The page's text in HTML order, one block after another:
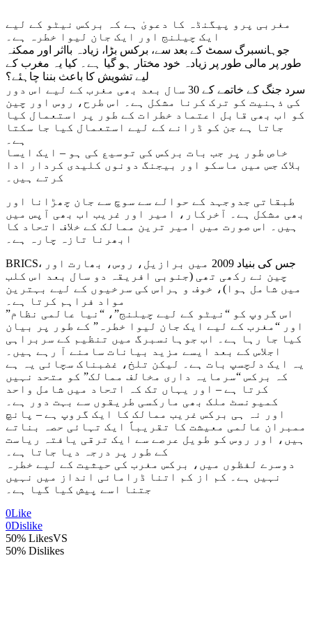
مغربی پرو پیگنڈہ کا دعویٰ ہے کہ برکس نیٹو کے لیے
ایک چیلنج اور ایک جان لیوا خطرہ ہے۔
جوہانسبرگ سمٹ کے بعد سے، برکس بڑا، زیادہ بااثر اور ممکنہ
طور پر مالی طور پر زیادہ خود مختار ہو گیا ہے۔ کیا یہ مغرب کے
لیے تشویش کا باعث بننا چاہئے؟
سرد جنگ کے خاتمے کے 30 سال بعد بھی مغرب کے لیے اس دور
کی ذہنیت کو ترک کرنا مشکل ہے۔ اس طرح، روس اور چین
کو اب بھی قابل اعتماد خطرات کے طور پر استعمال کیا
جاتا ہے جن کو ڈرانے کے لیے استعمال کیا جا سکتا
ہے۔
خاص طور پر جب بات برکس کی توسیع کی ہو – ایک ایسا
بلاک جس میں ماسکو اور بیجنگ دونوں کلیدی کردار ادا
کرتے ہیں۔
طبقاتی جدوجہد کے حوالے سے سوچ سے جان چھڑانا اور
بھی مشکل ہے۔ آخرکار، امیر اور غریب اب بھی آپس میں
ہیں۔ اس صورت میں امیر ترین ممالک کے خلاف اتحاد کا
ابھرنا تازہ چارہ ہے۔
BRICS، جس کی بنیاد 2009 میں برازیل، روس، بھارت اور
چین نے رکھی تھی (جنوبی افریقہ دو سال بعد اس کلب
میں شامل ہوا)، خوف و ہراس کی سرخیوں کے لیے بہترین
مواد فراہم کرتا ہے۔
اس گروپ کو “نیٹو کے لیے چیلنج”، “نیا عالمی نظام”
اور “مغرب کے لیے ایک جان لیوا خطرہ” کے طور پر بیان
کیا جا رہا ہے۔ اب جوہانسبرگ میں تنظیم کے سربراہی
اجلاس کے بعد ایسے مزید بیانات سامنے آ رہے ہیں۔
یہ ایک دلچسپ بات ہے۔ لیکن تلخ، غضبناک سچائی یہ ہے
کہ برکس “سرمایہ داری مخالف ممالک” کو متحد نہیں
کرتا ہے – اور یہاں تک کہ اتحاد میں شامل واحد
کمیونسٹ ملک بھی مارکسی طریقوں سے بہت دور ہے۔
اور نہ ہی برکس غریب ممالک کا ایک گروپ ہے – پانچ
ممبران عالمی معیشت کا تقریباً ایک تہائی حصہ بناتے
ہیں، اور روس کو طویل عرصے سے ایک ترقی یافتہ ریاست
کے طور پر درجہ دیا جاتا ہے۔
دوسرے لفظوں میں، برکس مغرب کی حیثیت کے لیے خطرہ
نہیں ہے۔ کم از کم اتنا ڈرامائی انداز میں نہیں
جتنا اسے پیش کیا گیا ہے۔
0Like
0Dislike
50% LikesVS
50% Dislikes